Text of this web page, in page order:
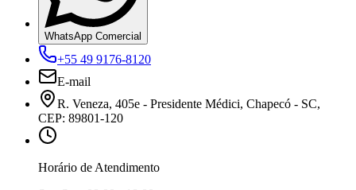
WhatsApp Comercial
+55 49 9176-8120
E-mail
R. Veneza, 405e - Presidente Médici, Chapecó - SC,
CEP: 89801-120
Horário de Atendimento